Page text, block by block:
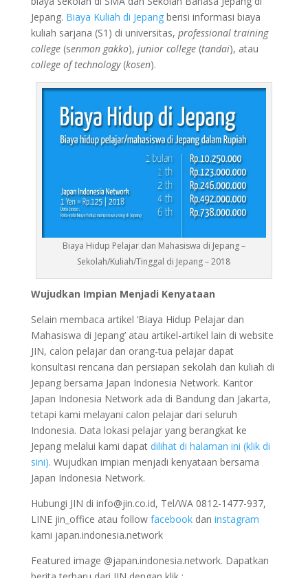
Jepang. Biaya Kuliah di Jepangberisi informasi biaya
kuliah sarjana (S1) di universitas, professional training
college(senmon gakko), junior college(tandai), atau
college of technology(kosen).
Biaya Hidup Pelajar dan Mahasiswa di Jepang –
Sekolah/Kuliah/Tinggal di Jepang – 2018
Wujudkan Impian Menjadi Kenyataan
Selain membaca artikel ‘Biaya Hidup Pelajar dan
Mahasiswa di Jepang’ atau artikel-artikel lain di website
JIN, calon pelajar dan orang-tua pelajar dapat
konsultasi rencana dan persiapan sekolah dan kuliah di
Jepang bersama Japan Indonesia Network. Kantor
Japan Indonesia Network ada di Bandung dan Jakarta,
tetapi kami melayani calon pelajar dari seluruh
Indonesia. Data lokasi pelajar yang berangkat ke
Jepang melalui kami dapat dilihat di halaman ini (klik di
sini). Wujudkan impian menjadi kenyataan bersama
Japan Indonesia Network.
Hubungi JIN di info@jin.co.id, Tel/WA 0812-1477-937,
LINE jin_office atau follow facebookdan instagram
kami japan.indonesia.network
Featured image @japan.indonesia.network. Dapatkan